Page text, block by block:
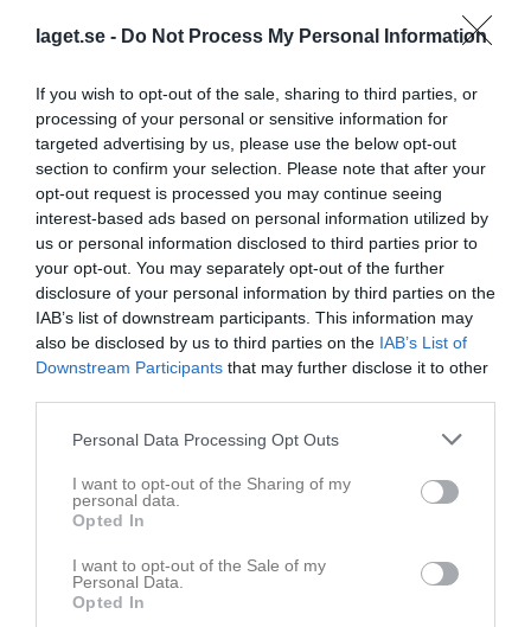
laget.se - Do Not Process My Personal Information
If you wish to opt-out of the sale, sharing to third parties, or
processing of your personal or sensitive information for
targeted advertising by us, please use the below opt-out
section to confirm your selection. Please note that after your
opt-out request is processed you may continue seeing
interest-based ads based on personal information utilized by
us or personal information disclosed to third parties prior to
your opt-out. You may separately opt-out of the further
disclosure of your personal information by third parties on the
IAB’s list of downstream participants. This information may
also be disclosed by us to third parties on the IAB’s List of
Downstream Participants that may further disclose it to other
Personal Data Processing Opt Outs
I want to opt-out of the Sharing of my
personal data.
Opted In
I want to opt-out of the Sale of my
Personal Data.
Opted In
Visa fler nyheter
Spelade matcher Kommande matcher
Inga matcher hittades